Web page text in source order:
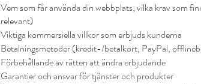
Vem som får använda din webbplats; vilka krav som
relevant)
Viktiga kommersiella villkor som erbjuds kunderna
Betalningsmetoder (kredit-/betalkort, PayPal,
Förbehållande av rätten att ändra erbjudande
Garantier och ansvar för tjänster och produkter